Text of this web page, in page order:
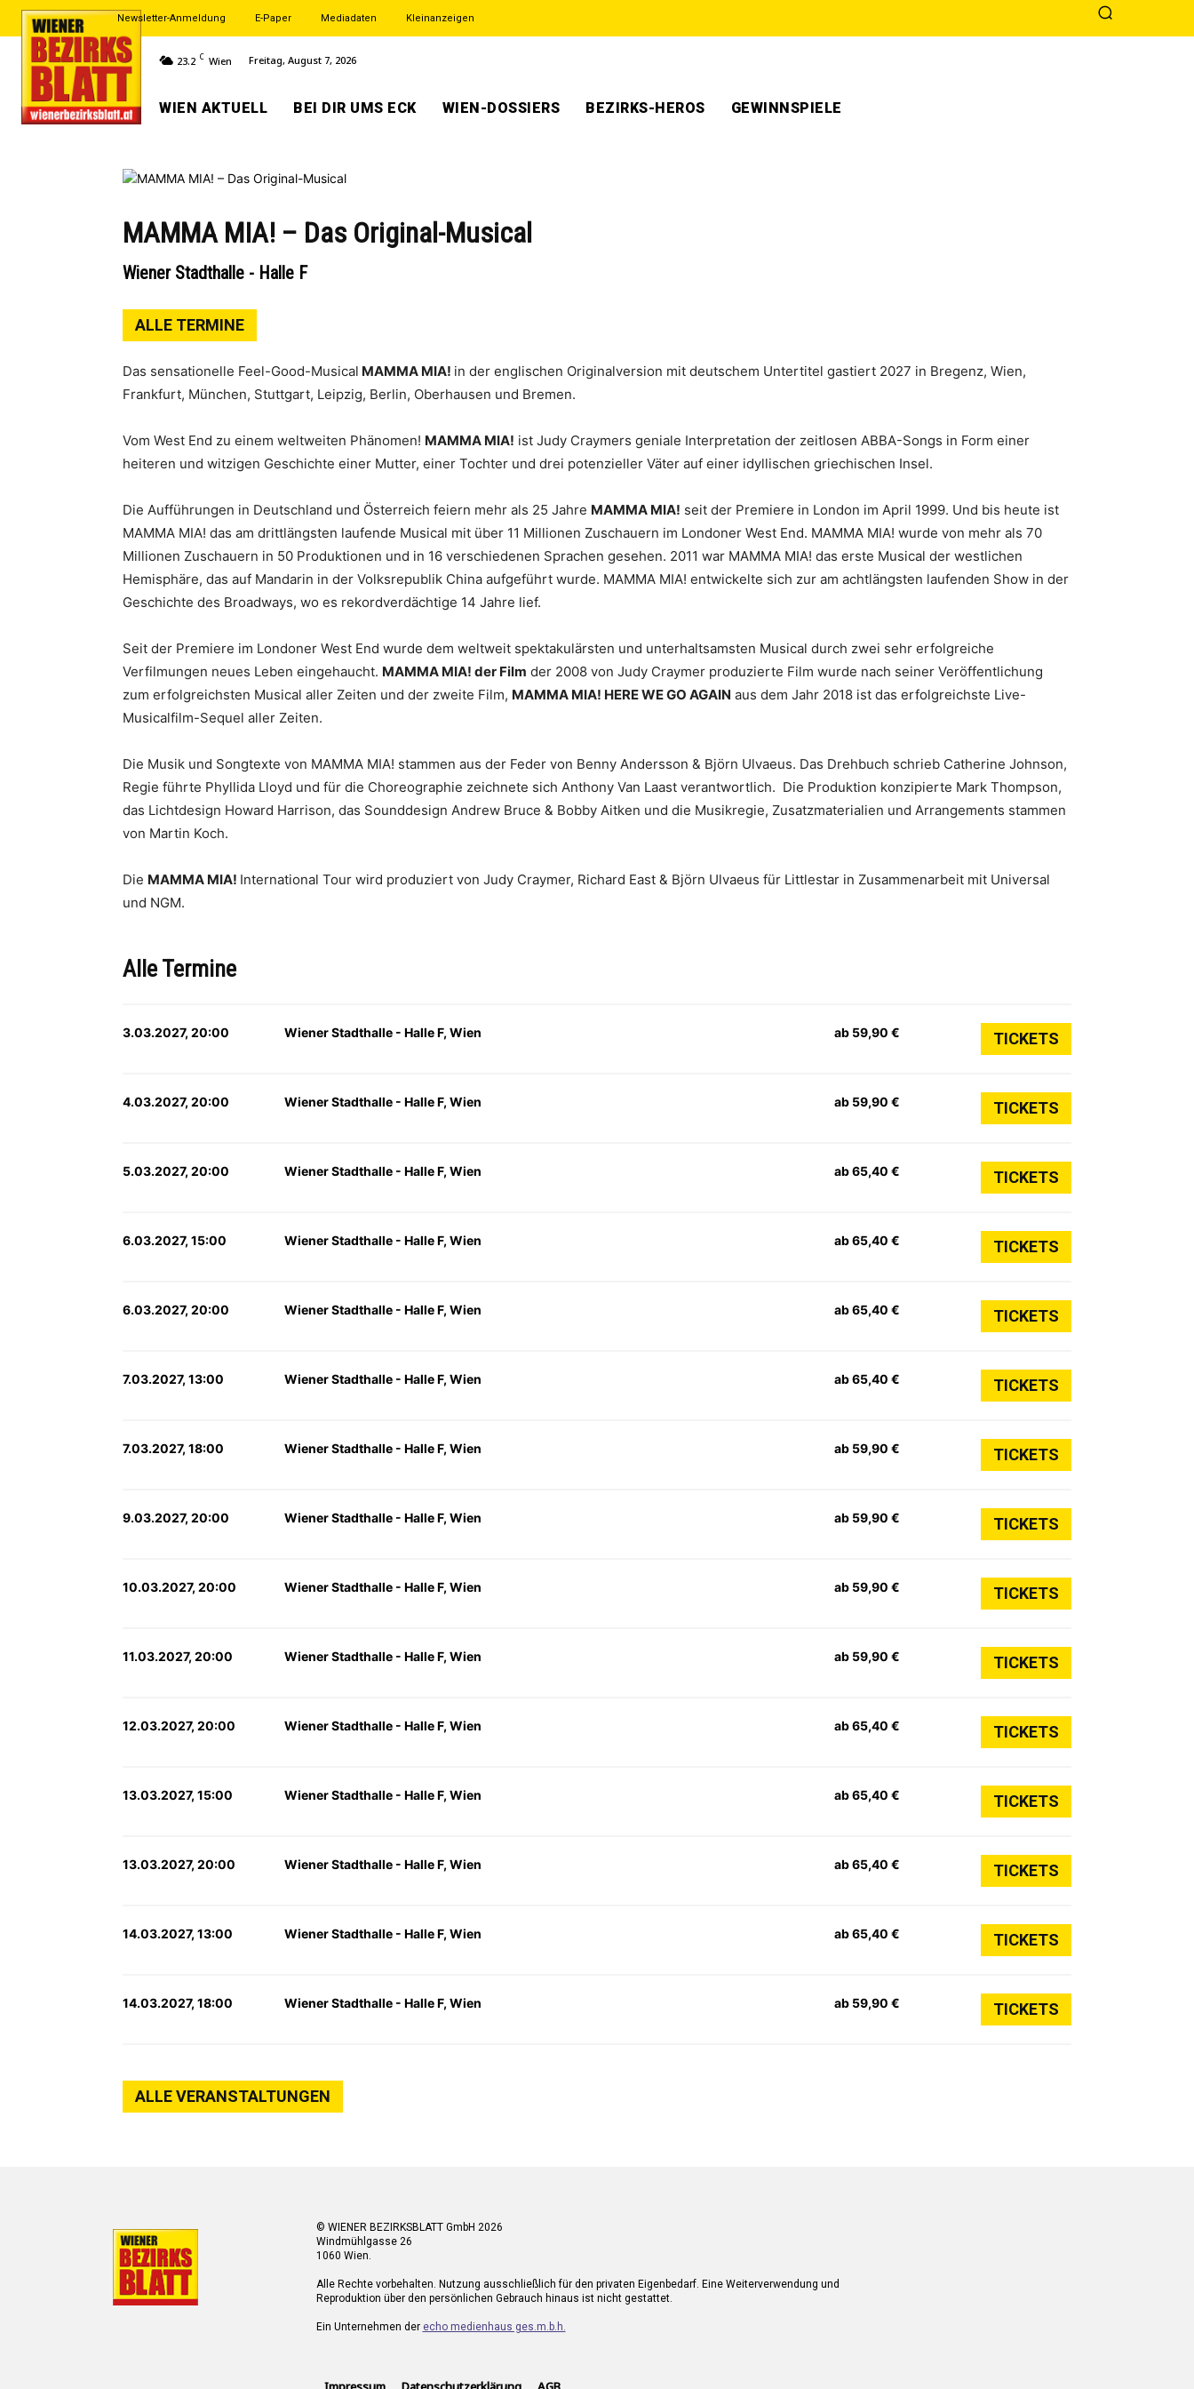
Newsletter-Anmeldung E-Paper Mediadaten Kleinanzeigen
23.2 C Wien Freitag, August 7, 2026
WIEN AKTUELL BEI DIR UMS ECK WIEN-DOSSIERS BEZIRKS-HEROS GEWINNSPIELE
MAMMA MIA! – Das Original-Musical
Wiener Stadthalle - Halle F
ALLE TERMINE
Das sensationelle Feel-Good-Musical MAMMA MIA! in der englischen Originalversion mit deutschem Untertitel gastiert 2027 in Bregenz, Wien,
Frankfurt, München, Stuttgart, Leipzig, Berlin, Oberhausen und Bremen.
Vom West End zu einem weltweiten Phänomen! MAMMA MIA! ist Judy Craymers geniale Interpretation der zeitlosen ABBA-Songs in Form einer
heiteren und witzigen Geschichte einer Mutter, einer Tochter und drei potenzieller Väter auf einer idyllischen griechischen Insel.
Die Aufführungen in Deutschland und Österreich feiern mehr als 25 Jahre MAMMA MIA! seit der Premiere in London im April 1999. Und bis heute ist
MAMMA MIA! das am drittlängsten laufende Musical mit über 11 Millionen Zuschauern im Londoner West End. MAMMA MIA! wurde von mehr als 70
Millionen Zuschauern in 50 Produktionen und in 16 verschiedenen Sprachen gesehen. 2011 war MAMMA MIA! das erste Musical der westlichen
Hemisphäre, das auf Mandarin in der Volksrepublik China aufgeführt wurde. MAMMA MIA! entwickelte sich zur am achtlängsten laufenden Show in der
Geschichte des Broadways, wo es rekordverdächtige 14 Jahre lief.
Seit der Premiere im Londoner West End wurde dem weltweit spektakulärsten und unterhaltsamsten Musical durch zwei sehr erfolgreiche
Verfilmungen neues Leben eingehaucht. MAMMA MIA! der Film der 2008 von Judy Craymer produzierte Film wurde nach seiner Veröffentlichung
zum erfolgreichsten Musical aller Zeiten und der zweite Film, MAMMA MIA! HERE WE GO AGAIN aus dem Jahr 2018 ist das erfolgreichste Live-
Musicalfilm-Sequel aller Zeiten.
Die Musik und Songtexte von MAMMA MIA! stammen aus der Feder von Benny Andersson & Björn Ulvaeus. Das Drehbuch schrieb Catherine Johnson,
Regie führte Phyllida Lloyd und für die Choreographie zeichnete sich Anthony Van Laast verantwortlich. Die Produktion konzipierte Mark Thompson,
das Lichtdesign Howard Harrison, das Sounddesign Andrew Bruce & Bobby Aitken und die Musikregie, Zusatzmaterialien und Arrangements stammen
von Martin Koch.
Die MAMMA MIA! International Tour wird produziert von Judy Craymer, Richard East & Björn Ulvaeus für Littlestar in Zusammenarbeit mit Universal
und NGM.
Alle Termine
3.03.2027, 20:00 Wiener Stadthalle - Halle F, Wien ab 59,90 € TICKETS
4.03.2027, 20:00 Wiener Stadthalle - Halle F, Wien ab 59,90 € TICKETS
5.03.2027, 20:00 Wiener Stadthalle - Halle F, Wien ab 65,40 € TICKETS
6.03.2027, 15:00 Wiener Stadthalle - Halle F, Wien ab 65,40 € TICKETS
6.03.2027, 20:00 Wiener Stadthalle - Halle F, Wien ab 65,40 € TICKETS
7.03.2027, 13:00 Wiener Stadthalle - Halle F, Wien ab 65,40 € TICKETS
7.03.2027, 18:00 Wiener Stadthalle - Halle F, Wien ab 59,90 € TICKETS
9.03.2027, 20:00 Wiener Stadthalle - Halle F, Wien ab 59,90 € TICKETS
10.03.2027, 20:00 Wiener Stadthalle - Halle F, Wien ab 59,90 € TICKETS
11.03.2027, 20:00 Wiener Stadthalle - Halle F, Wien ab 59,90 € TICKETS
12.03.2027, 20:00 Wiener Stadthalle - Halle F, Wien ab 65,40 € TICKETS
13.03.2027, 15:00 Wiener Stadthalle - Halle F, Wien ab 65,40 € TICKETS
13.03.2027, 20:00 Wiener Stadthalle - Halle F, Wien ab 65,40 € TICKETS
14.03.2027, 13:00 Wiener Stadthalle - Halle F, Wien ab 65,40 € TICKETS
14.03.2027, 18:00 Wiener Stadthalle - Halle F, Wien ab 59,90 € TICKETS
ALLE VERANSTALTUNGEN
© WIENER BEZIRKSBLATT GmbH 2026
Windmühlgasse 26
1060 Wien.
Alle Rechte vorbehalten. Nutzung ausschließlich für den privaten Eigenbedarf. Eine Weiterverwendung und
Reproduktion über den persönlichen Gebrauch hinaus ist nicht gestattet.
Ein Unternehmen der echo medienhaus ges.m.b.h.